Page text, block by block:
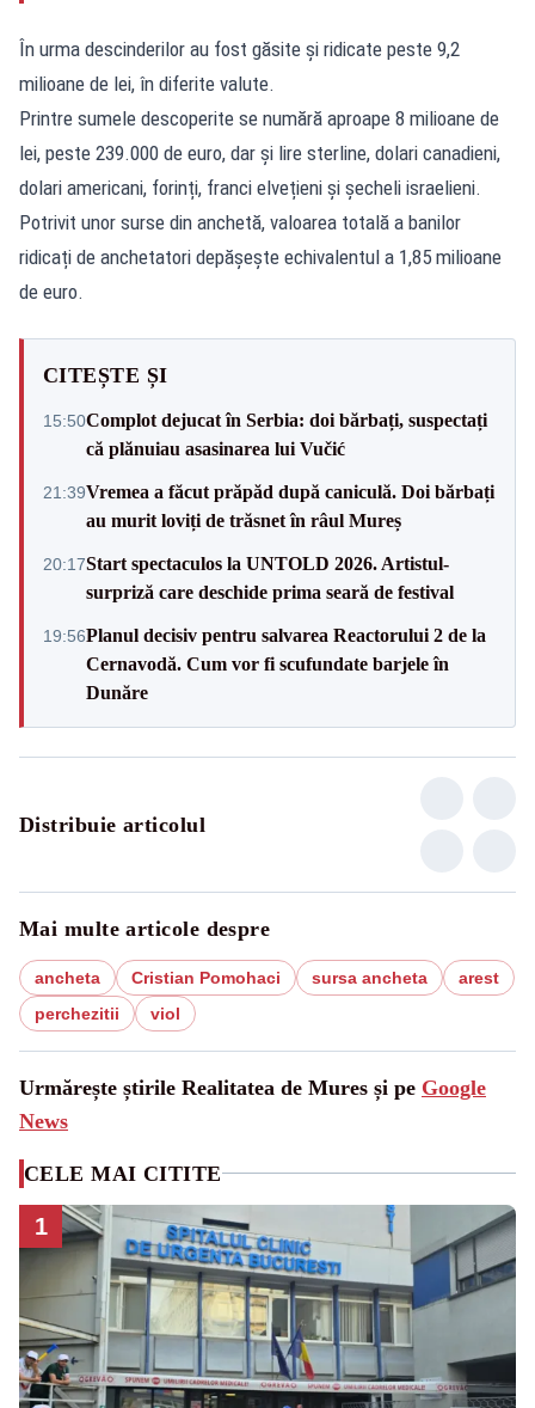
În urma descinderilor au fost găsite și ridicate peste 9,2
milioane de lei, în diferite valute.
Printre sumele descoperite se numără aproape 8 milioane de
lei, peste 239.000 de euro, dar și lire sterline, dolari canadieni,
dolari americani, forinți, franci elvețieni și șecheli israelieni.
Potrivit unor surse din anchetă, valoarea totală a banilor
ridicați de anchetatori depășește echivalentul a 1,85 milioane
de euro.
CITEȘTE ȘI
15:50Complot dejucat în Serbia: doi bărbați, suspectați
că plănuiau asasinarea lui Vučić
21:39Vremea a făcut prăpăd după caniculă. Doi bărbați
au murit loviți de trăsnet în râul Mureș
20:17Start spectaculos la UNTOLD 2026. Artistul-
surpriză care deschide prima seară de festival
19:56Planul decisiv pentru salvarea Reactorului 2 de la
Cernavodă. Cum vor fi scufundate barjele în
Dunăre
Distribuie articolul
Mai multe articole despre
ancheta Cristian Pomohaci sursa ancheta
arest
perchezitii
viol
Urmărește știrile Realitatea de Mures și pe Google
News
CELE MAI CITITE
1